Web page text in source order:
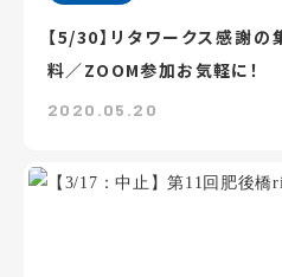
【5/30】リタワークス感謝
料／ZOOM参加お気軽に！
2020.05.20